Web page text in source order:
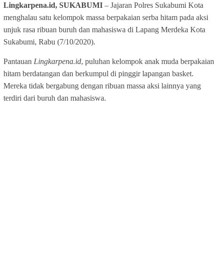
Lingkarpena.id, SUKABUMI – Jajaran Polres Sukabumi Kota
menghalau satu kelompok massa berpakaian serba hitam pada aksi
unjuk rasa ribuan buruh dan mahasiswa di Lapang Merdeka Kota
Sukabumi, Rabu (7/10/2020).
Pantauan Lingkarpena.id, puluhan kelompok anak muda berpakaian
hitam berdatangan dan berkumpul di pinggir lapangan basket.
Mereka tidak bergabung dengan ribuan massa aksi lainnya yang
terdiri dari buruh dan mahasiswa.